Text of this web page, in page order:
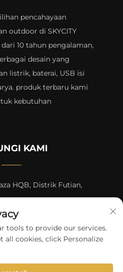
pencahayaan
outdoor di SKYCITY
10 tahun pengalaman,
desain yang
listrik, baterai, USB isi
produk terbaru kami
kebutuhan
KAMI
HQB, Distrik Futian,
protected]
tools to provide our services.
cookies, click Personalize